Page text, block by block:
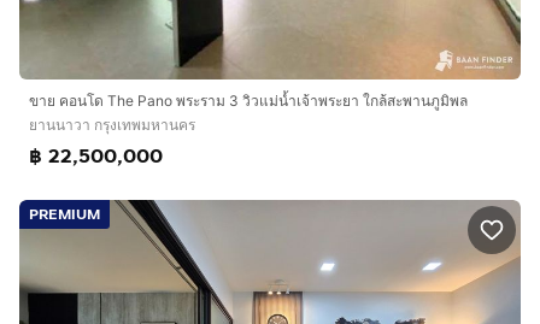
ขาย คอนโด The Pano พระราม 3 วิวแม่น้ำเจ้าพระยา ใกล้สะพานภูมิพล
ยานนาวา กรุงเทพมหานคร
฿ 22,500,000
PREMIUM